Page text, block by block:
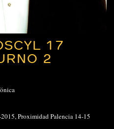
17
2
,Proximidad Palencia 14-15